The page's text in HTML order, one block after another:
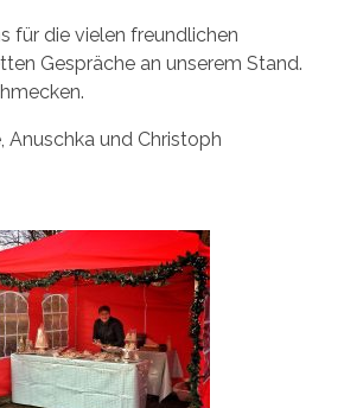
für die vielen freundlichen
Gespräche an unserem Stand.
Anuschka und Christoph